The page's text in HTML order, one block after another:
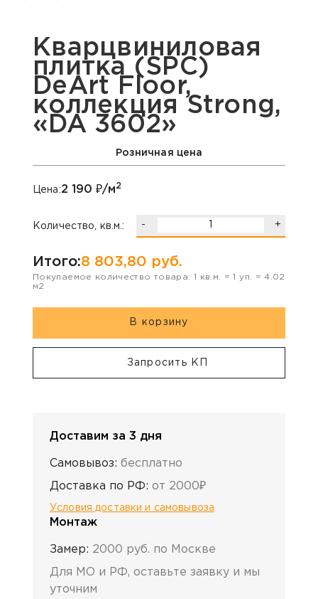
Кварцвиниловая
плитка (SPC)
DeArt Floor,
коллекция Strong,
«DA 3602»
Розничная цена
Цена:2 190 ₽/м2
Количество, кв.м.: - +
Итого:8 803,80 руб.
Покупаемое количество товара: 1 кв.м. =1 уп. =4.02
м2
В корзину
Запросить КП
Доставим за 3 дня
Самовывоз: бесплатно
Доставка по РФ: от 2000₽
Условия доставки и самовывоза
Монтаж
Замер: 2000 руб. по Москве
Для МО и РФ, оставьте заявку и мы
уточним